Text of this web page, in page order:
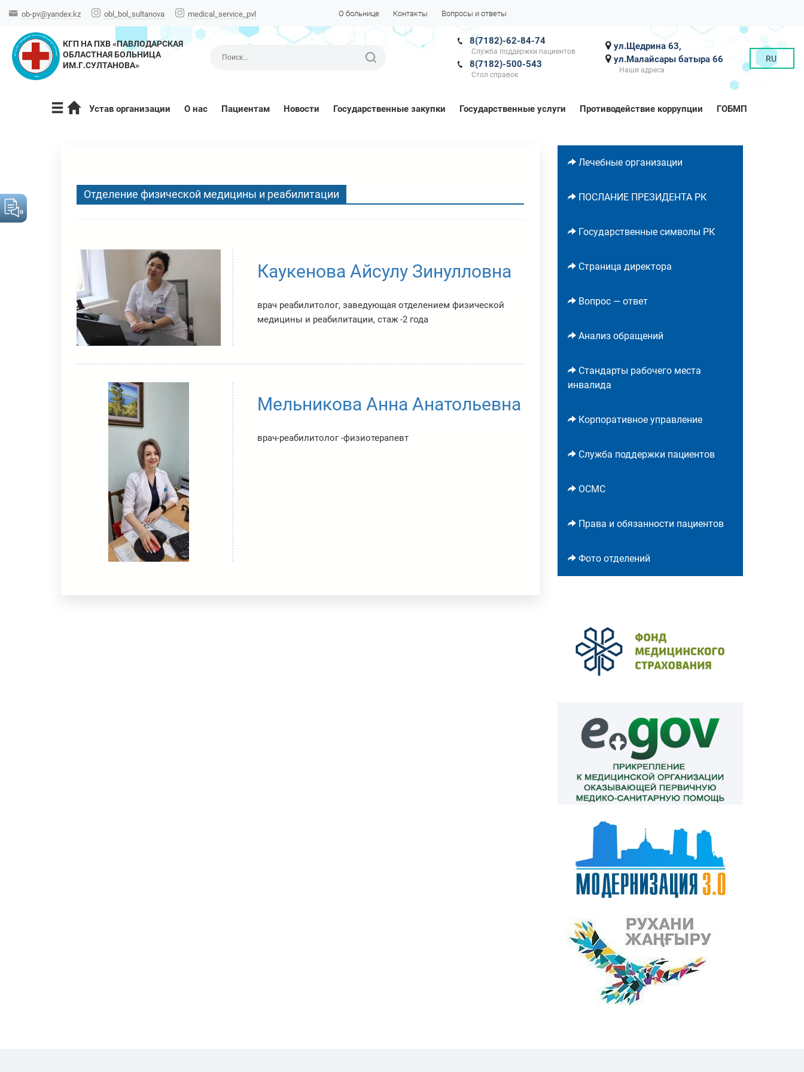
ob-pv@yandex.kz obl_bol_sultanova medical_service_pvl О больнице Контакты Вопросы и ответы
КГП НА ПХВ «ПАВЛОДАРСКАЯ
ОБЛАСТНАЯ БОЛЬНИЦА
ИМ.Г.СУЛТАНОВА»
RU
ул.Щедрина 63,
ул.Малайсары батыра 66
Наши адреса
8(7182)-62-84-74
Служба поддержки пациентов
8(7182)-500-543
Стол справок
Устав организации О нас Пациентам Новости Государственные закупки Государственные услуги Противодействие коррупции ГОБМП
Отделение физической медицины и реабилитации
Каукенова Айсулу Зинулловна
врач реабилитолог, заведующая отделением физической
медицины и реабилитации, стаж -2 года
Мельникова Анна Анатольевна
врач-реабилитолог -физиотерапевт
Лечебные организации
ПОСЛАНИЕ ПРЕЗИДЕНТА РК
Государственные символы РК
Страница директора
Вопрос — ответ
Анализ обращений
Стандарты рабочего места
инвалида
Корпоративное управление
Служба поддержки пациентов
ОСМС
Права и обязанности пациентов
Фото отделений